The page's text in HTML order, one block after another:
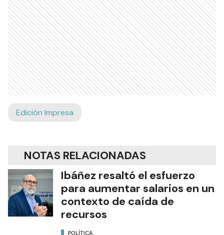
Edición Impresa
NOTAS RELACIONADAS
Ibáñez resaltó el esfuerzo
para aumentar salarios en un
contexto de caída de
recursos
POLÍTICA